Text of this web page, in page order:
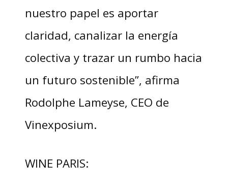
nuestro papel es aportar
claridad, canalizar la energía
colectiva y trazar un rumbo hacia
un futuro sostenible”, afirma
Rodolphe Lameyse, CEO de
Vinexposium.
WINE PARIS: